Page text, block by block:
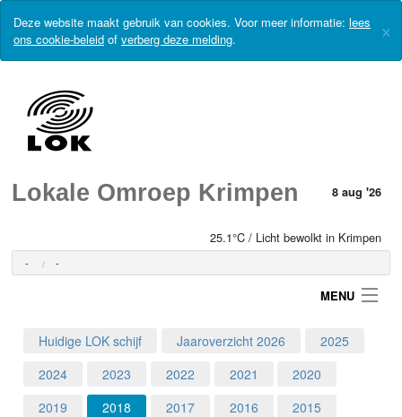
Deze website maakt gebruik van cookies. Voor meer informatie: lees
ons cookie-beleid of verberg deze melding. ×
Lokale Omroep Krimpen 8 aug '26
25.1°C / Licht bewolkt in Krimpen
- -
MENU
Home
Huidige LOK schijf Jaaroverzicht 2026
2025
2024
2023 2022 2021
2020
2019
2018 2017 2016
2015